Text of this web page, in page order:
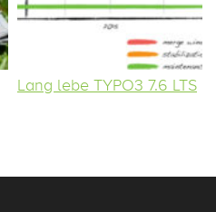
Lang lebe TYPO3 7.6 LTS